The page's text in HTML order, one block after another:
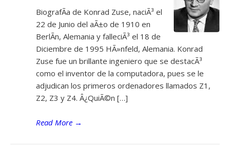
BiografÃ­a de Konrad Zuse, naciÃ³ el
22 de Junio del aÃ±o de 1910 en
BerlÃ­n, Alemania y falleciÃ³ el 18 de
Diciembre de 1995 HÃ»nfeld, Alemania. Konrad
Zuse fue un brillante ingeniero que se destacÃ³
como el inventor de la computadora, pues se le
adjudican los primeros ordenadores llamados Z1,
Z2, Z3 y Z4. Â¿QuiÃ©n […]
Read More →